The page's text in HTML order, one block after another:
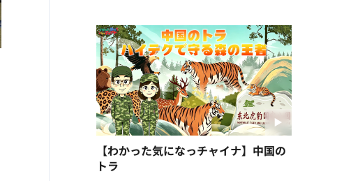
【わかった気になっチャイナ】中国の
トラ